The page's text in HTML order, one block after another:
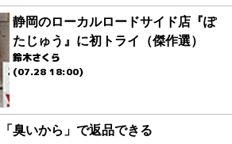
静岡のローカルロードサイド店『ぽ
たじゅう』に初トライ（傑作選）
鈴木さくら
(07.28 18:00)
臭いから」で返品できる